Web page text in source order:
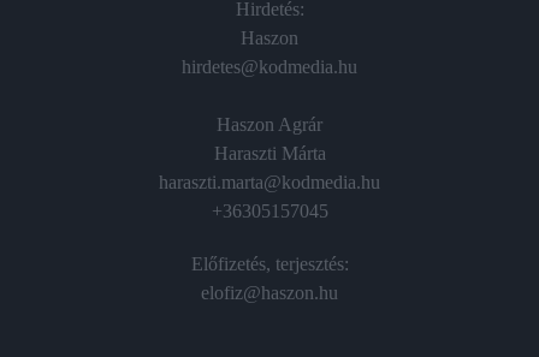
Hirdetés:
Haszon
hirdetes@kodmedia.hu
Haszon Agrár
Haraszti Márta
haraszti.marta@kodmedia.hu
+36305157045
Előfizetés, terjesztés:
elofiz@haszon.hu